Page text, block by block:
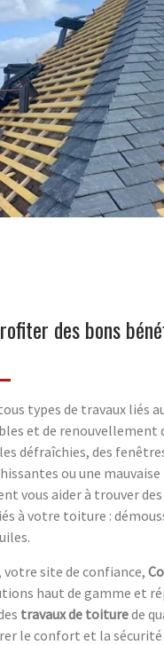
des bons
types de travaux liés
et de
défraîchies, des
ou une
vous aider à trouver
à votre toiture :
votre site de confiance,
haut de gamme et
travaux de toiturede
le confort et la